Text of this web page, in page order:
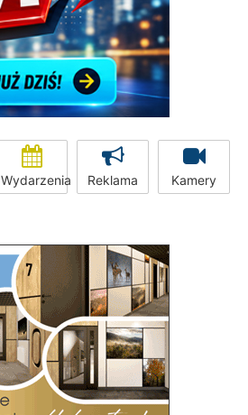
Wydarzenia Reklama Kamery